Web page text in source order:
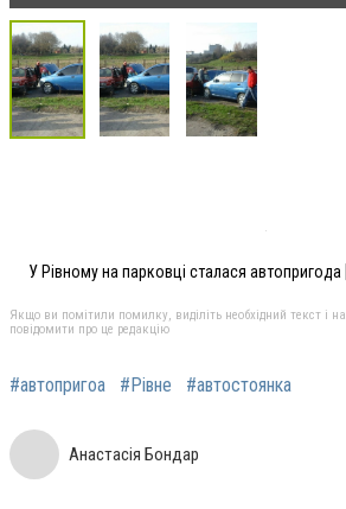
У Рівному на парковці сталася
Якщо ви помітили помилку, виділіть необхідний текст і
повідомити про це редакцію
#автопригоа #Рівне #автостоянка
Анастасія Бондар